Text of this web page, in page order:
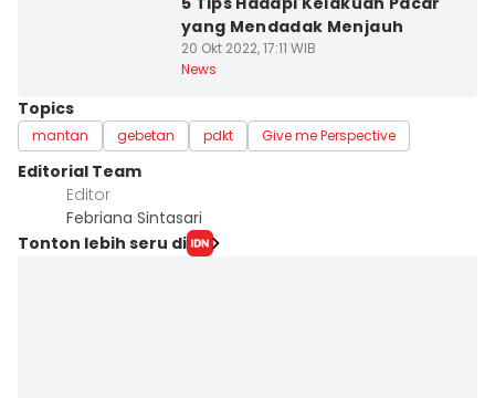
yang Mendadak Menjauh
20 Okt 2022, 17:11 WIB
News
Topics
mantan gebetan pdkt Give me Perspective
Editorial Team
Editor
Febriana Sintasari
Tonton lebih seru di